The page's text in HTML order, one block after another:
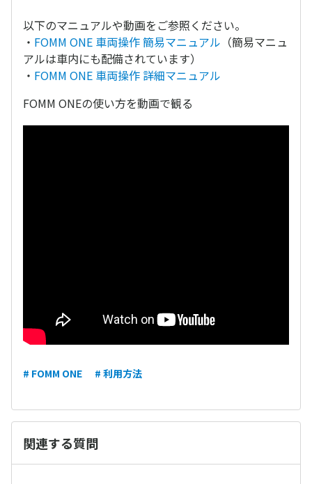
以下のマニュアルや動画をご参照ください。
・ FOMM ONE 車両操作 簡易マニュアル （簡易マニュ
アルは車内にも配備されています）
・ FOMM ONE 車両操作 詳細マニュアル
FOMM ONEの使い方を動画で観る
# FOMM ONE # 利用方法
関連する質問